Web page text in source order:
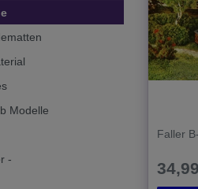
Modelle
-
Faller